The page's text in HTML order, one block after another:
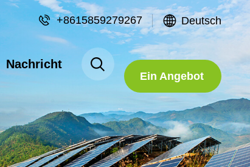
+8615859279267 Deutsch
Nachricht
Fordern Sie
Ein Angebot
An